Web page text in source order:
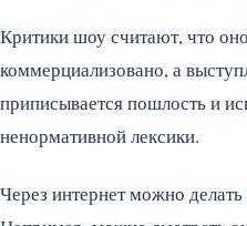
Критики шоу считают, что
коммерциализовано, а
приписывается пошлость и
ненормативной лексики.
Через интернет можно